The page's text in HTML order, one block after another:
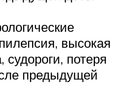
высокая
судороги, потеря
предыдущей